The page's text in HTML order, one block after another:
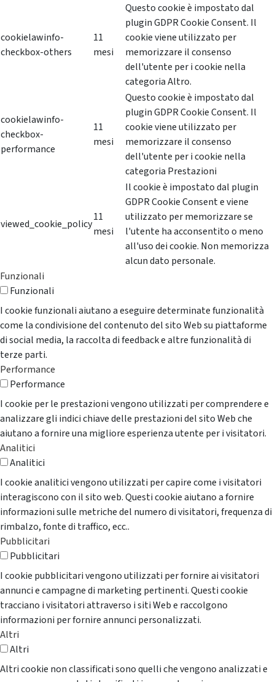
cookielawinfo-
checkbox-others
11
mesi
Questo cookie è impostato dal
plugin GDPR Cookie Consent. Il
cookie viene utilizzato per
memorizzare il consenso
dell'utente per i cookie nella
categoria Altro.
cookielawinfo-
checkbox-
performance
11
mesi
Questo cookie è impostato dal
plugin GDPR Cookie Consent. Il
cookie viene utilizzato per
memorizzare il consenso
dell'utente per i cookie nella
categoria Prestazioni
viewed_cookie_policy
11
mesi
Il cookie è impostato dal plugin
GDPR Cookie Consent e viene
utilizzato per memorizzare se
l'utente ha acconsentito o meno
all'uso dei cookie. Non memorizza
alcun dato personale.
Funzionali
Funzionali
I cookie funzionali aiutano a eseguire determinate funzionalità
come la condivisione del contenuto del sito Web su piattaforme
di social media, la raccolta di feedback e altre funzionalità di
terze parti.
Performance
Performance
I cookie per le prestazioni vengono utilizzati per comprendere e
analizzare gli indici chiave delle prestazioni del sito Web che
aiutano a fornire una migliore esperienza utente per i visitatori.
Analitici
Analitici
I cookie analitici vengono utilizzati per capire come i visitatori
interagiscono con il sito web. Questi cookie aiutano a fornire
informazioni sulle metriche del numero di visitatori, frequenza di
rimbalzo, fonte di traffico, ecc..
Pubblicitari
Pubblicitari
I cookie pubblicitari vengono utilizzati per fornire ai visitatori
annunci e campagne di marketing pertinenti. Questi cookie
tracciano i visitatori attraverso i siti Web e raccolgono
informazioni per fornire annunci personalizzati.
Altri
Altri
Altri cookie non classificati sono quelli che vengono analizzati e